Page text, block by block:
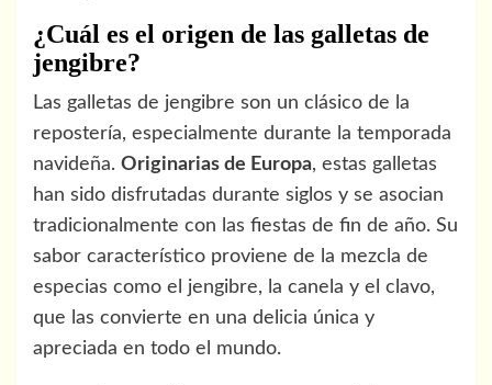
¿Cuál es el origen de las galletas de
jengibre?
Las galletas de jengibre son un clásico de la
repostería, especialmente durante la temporada
navideña. Originarias de Europa, estas galletas
han sido disfrutadas durante siglos y se asocian
tradicionalmente con las fiestas de fin de año. Su
sabor característico proviene de la mezcla de
especias como el jengibre, la canela y el clavo,
que las convierte en una delicia única y
apreciada en todo el mundo.